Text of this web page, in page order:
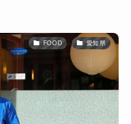
FOOD 愛知県